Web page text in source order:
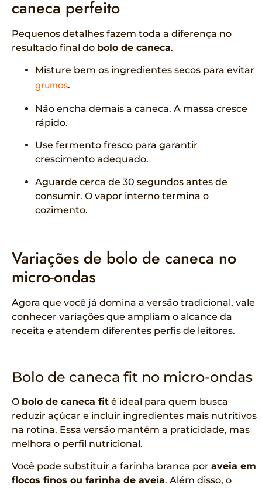
caneca perfeito
Pequenos detalhes fazem toda a diferença no
resultado final do bolo de caneca.
Misture bem os ingredientes secos para evitar
grumos.
Não encha demais a caneca. A massa cresce
rápido.
Use fermento fresco para garantir
crescimento adequado.
Aguarde cerca de 30 segundos antes de
consumir. O vapor interno termina o
cozimento.
Variações de bolo de caneca no
micro-ondas
Agora que você já domina a versão tradicional, vale
conhecer variações que ampliam o alcance da
receita e atendem diferentes perfis de leitores.
Bolo de caneca fit no micro-ondas
O bolo de caneca fit é ideal para quem busca
reduzir açúcar e incluir ingredientes mais nutritivos
na rotina. Essa versão mantém a praticidade, mas
melhora o perfil nutricional.
Você pode substituir a farinha branca por aveia em
flocos finos ou farinha de aveia. Além disso, o